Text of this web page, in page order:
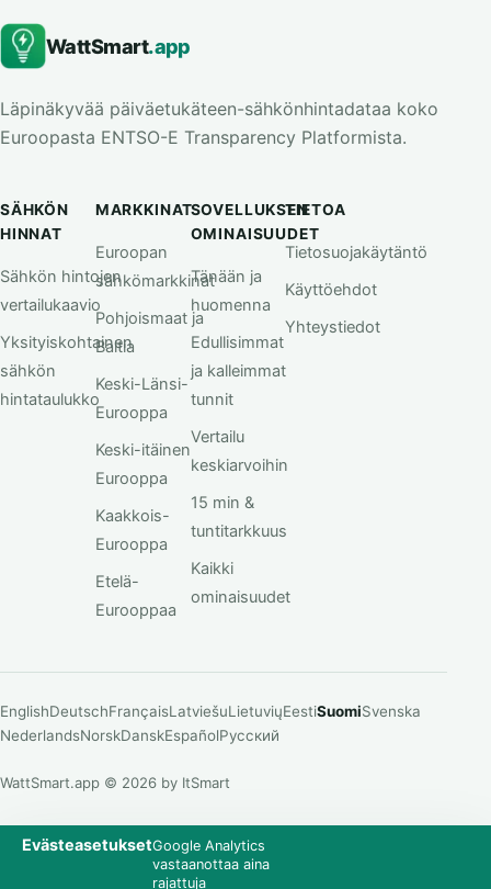
EvästeasetuksetGoogle Analytics
vastaanottaa aina
rajattuja
WattSmart.app
Läpinäkyvää päiväetukäteen-sähkönhintadataa koko
Euroopasta ENTSO-E Transparency Platformista.
SÄHKÖN
HINNAT
Sähkön hintojen
vertailukaavio
Yksityiskohtainen
sähkön
hintataulukko
MARKKINAT
Euroopan
sähkömarkkinat
Pohjoismaat ja
Baltia
Keski-Länsi-
Eurooppa
Keski-itäinen
Eurooppa
Kaakkois-
Eurooppa
Etelä-
Eurooppaa
SOVELLUKSEN
OMINAISUUDET
Tänään ja
huomenna
Edullisimmat
ja kalleimmat
tunnit
Vertailu
keskiarvoihin
15 min &
tuntitarkkuus
Kaikki
ominaisuudet
TIETOA
Tietosuojakäytäntö
Käyttöehdot
Yhteystiedot
EnglishDeutschFrançaisLatviešuLietuviųEestiSuomiSvenska
NederlandsNorskDanskEspañolРусский
WattSmart.app © 2026 by ItSmart